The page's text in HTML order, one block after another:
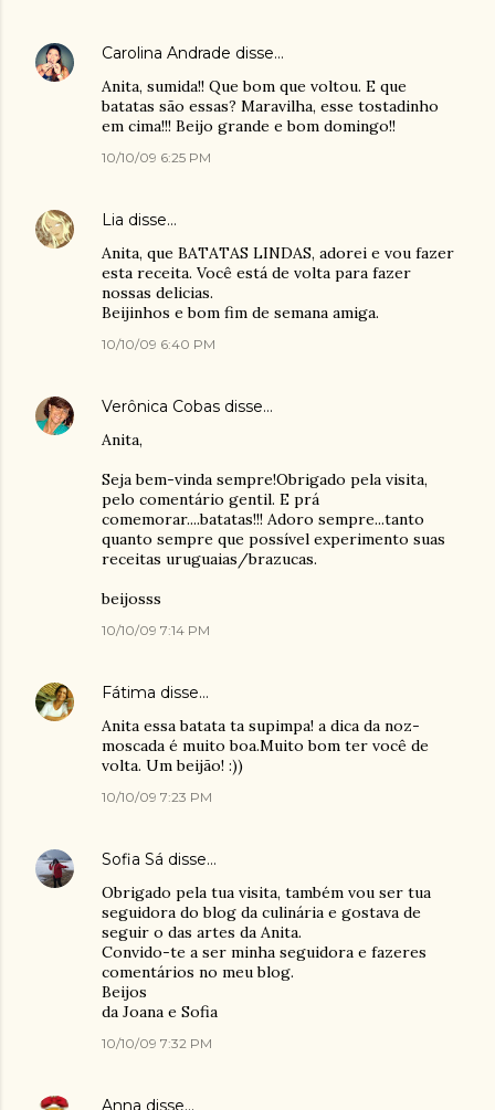
Carolina Andrade disse…
Anita, sumida!! Que bom que voltou. E que
batatas são essas? Maravilha, esse tostadinho
em cima!!! Beijo grande e bom domingo!!
10/10/09 6:25 PM
Lia disse…
Anita, que BATATAS LINDAS, adorei e vou fazer
esta receita. Você está de volta para fazer
nossas delicias.
Beijinhos e bom fim de semana amiga.
10/10/09 6:40 PM
Verônica Cobas disse…
Anita,
Seja bem-vinda sempre!Obrigado pela visita,
pelo comentário gentil. E prá
comemorar....batatas!!! Adoro sempre...tanto
quanto sempre que possível experimento suas
receitas uruguaias/brazucas.
beijosss
10/10/09 7:14 PM
Fátima disse…
Anita essa batata ta supimpa! a dica da noz-
moscada é muito boa.Muito bom ter você de
volta. Um beijão! :))
10/10/09 7:23 PM
Sofia Sá disse…
Obrigado pela tua visita, também vou ser tua
seguidora do blog da culinária e gostava de
seguir o das artes da Anita.
Convido-te a ser minha seguidora e fazeres
comentários no meu blog.
Beijos
da Joana e Sofia
10/10/09 7:32 PM
Anna disse…